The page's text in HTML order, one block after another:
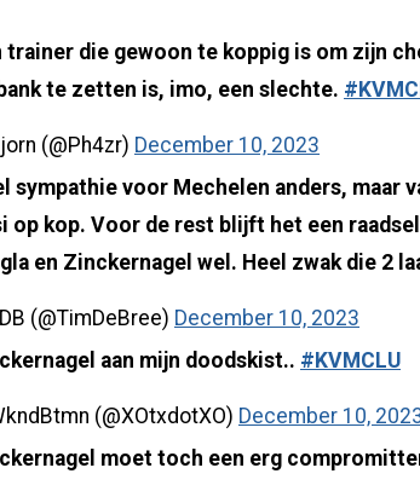
trainer die gewoon te koppig is om zijn
te zetten is, imo, een slechte.
(@Ph4zr) December 10, 2023
sympathie voor Mechelen anders, maar
op kop. Voor de rest blijft het een
en Zinckernagel wel. Heel zwak die 2
(@TimDeBree) December 10, 2023
aan mijn doodskist.. #KVMCLU
(@XOtxdotXO) December 10,
moet toch een erg